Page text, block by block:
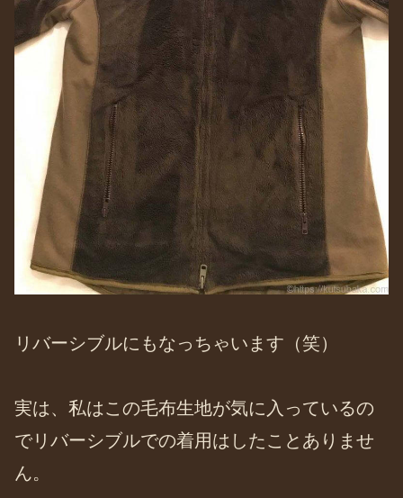
リバーシブルにもなっちゃいます（笑）
実は、私はこの毛布生地が気に入っているの
でリバーシブルでの着用はしたことありませ
ん。